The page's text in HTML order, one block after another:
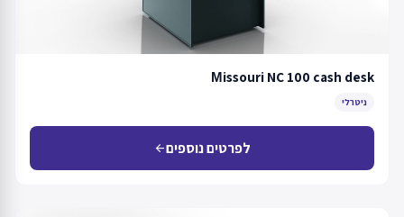
Мissouri NC 100 cash desk
ניטרלי
לפרטים נוספיםarrow_back